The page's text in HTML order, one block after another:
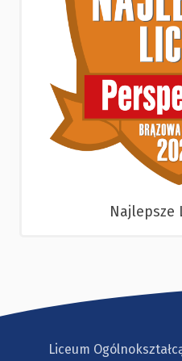
Najlepsze
Liceum